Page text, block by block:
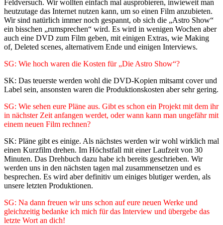
Feldversuch. Wir wollten einfach mal ausprobieren, inwieweit man
heutzutage das Internet nutzen kann, um so einen Film anzubieten.
Wir sind natürlich immer noch gespannt, ob sich die „Astro Show“
ein bisschen „rumsprechen“ wird. Es wird in wenigen Wochen aber
auch eine DVD zum Film geben, mit einigen Extras, wie Making
of, Deleted scenes, alternativem Ende und einigen Interviews.
SG: Wie hoch waren die Kosten für „Die Astro Show“?
SK: Das teuerste werden wohl die DVD-Kopien mitsamt cover und
Label sein, ansonsten waren die Produktionskosten aber sehr gering.
SG: Wie sehen eure Pläne aus. Gibt es schon ein Projekt mit dem ihr
in nächster Zeit anfangen werdet, oder wann kann man ungefähr mit
einem neuen Film rechnen?
SK: Pläne gibt es einige. Als nächstes werden wir wohl wirklich mal
einen Kurzfilm drehen. Im Höchstfall mit einer Laufzeit von 30
Minuten. Das Drehbuch dazu habe ich bereits geschrieben. Wir
werden uns in den nächsten tagen mal zusammensetzen und es
besprechen. Es wird aber definitiv um einiges blutiger werden, als
unsere letzten Produktionen.
SG: Na dann freuen wir uns schon auf eure neuen Werke und
gleichzeitig bedanke ich mich für das Interview und übergebe das
letzte Wort an dich!